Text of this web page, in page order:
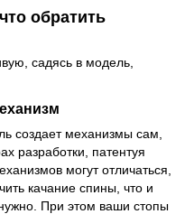
обратить
садясь в модель,
создает механизмы сам,
разработки, патентуя
могут отличаться,
качание спины, что и
При этом ваши стопы